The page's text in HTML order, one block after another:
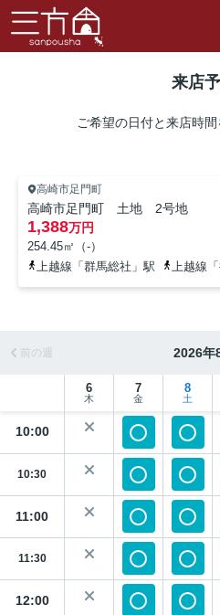
来店
ご希望の日付と来店時間
高崎市足門町
高崎市足門町 土地 2号地
1,388万円
254.45㎡（-）
上越線「群馬総社」駅
上越線
前の週 2026年
6
木
7
金
8
土
10:00
10:30
11:00
11:30
12:00